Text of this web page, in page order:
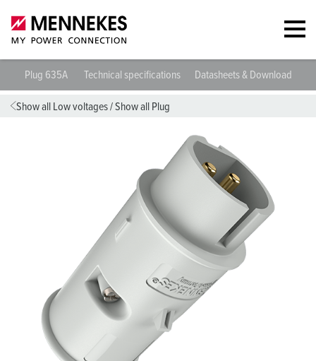
Plug 635A Technical specifications Datasheets & Downloads
Show all Low voltages/Show all Plug